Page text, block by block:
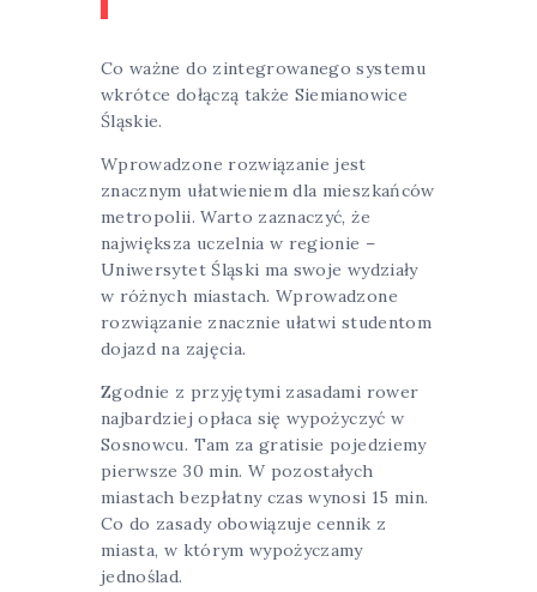
Co ważne do zintegrowanego systemu
wkrótce dołączą także Siemianowice
Śląskie.
Wprowadzone rozwiązanie jest
znacznym ułatwieniem dla mieszkańców
metropolii. Warto zaznaczyć, że
największa uczelnia w regionie –
Uniwersytet Śląski ma swoje wydziały
w różnych miastach. Wprowadzone
rozwiązanie znacznie ułatwi studentom
dojazd na zajęcia.
Zgodnie z przyjętymi zasadami rower
najbardziej opłaca się wypożyczyć w
Sosnowcu. Tam za gratisie pojedziemy
pierwsze 30 min. W pozostałych
miastach bezpłatny czas wynosi 15 min.
Co do zasady obowiązuje cennik z
miasta, w którym wypożyczamy
jednoślad.